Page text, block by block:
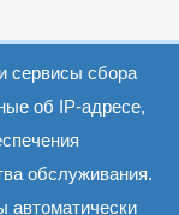
(в том числе путем
сервисы сбора
об IP-адресе,
обслуживания.
автоматически